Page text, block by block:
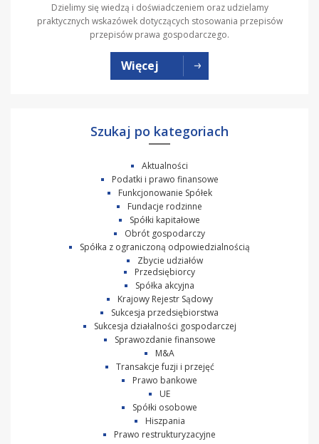
Dzielimy się wiedzą i doświadczeniem oraz udzielamy
praktycznych wskazówek dotyczących stosowania przepisów
przepisów prawa gospodarczego.
Więcej
Szukaj po kategoriach
Aktualności
Podatki i prawo finansowe
Funkcjonowanie Spółek
Fundacje rodzinne
Spółki kapitałowe
Obrót gospodarczy
Spółka z ograniczoną odpowiedzialnością
Zbycie udziałów
Przedsiębiorcy
Spółka akcyjna
Krajowy Rejestr Sądowy
Sukcesja przedsiębiorstwa
Sukcesja działalności gospodarczej
Sprawozdanie finansowe
M&A
Transakcje fuzji i przejęć
Prawo bankowe
UE
Spółki osobowe
Hiszpania
Prawo restrukturyzacyjne